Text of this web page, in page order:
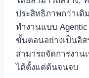
ประสิทธิภาพกว่าเดิ
ทำงานแบบ
ขั้นตอนอย่างเป็นอิ
สามารถจัดการงา
ได้ตั้งแต่ต้นจนจบ